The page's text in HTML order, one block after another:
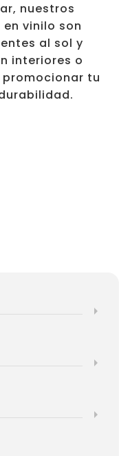
nuestros
vinilo son
al sol y
interiores o
tu